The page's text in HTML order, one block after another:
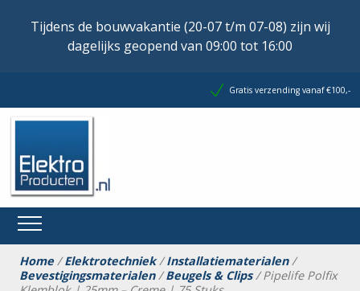
Tijdens de bouwvakantie (20-07 t/m 07-08) zijn wij
dagelijks geopend van 09:00 tot 16:00
Gratis verzending vanaf €100,-
Home/Elektrotechniek/Installatiematerialen/
Bevestigingsmaterialen/Beugels & Clips/ Pipelife Polfix